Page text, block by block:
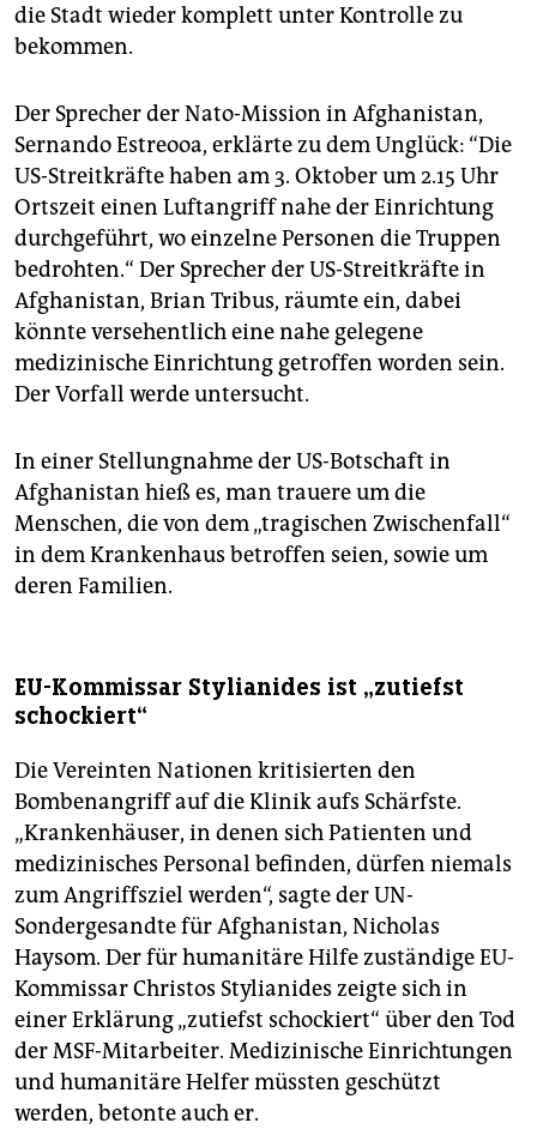
die Stadt wieder komplett unter Kontrolle zu
bekommen.
Der Sprecher der Nato-Mission in Afghanistan,
Sernando Estreooa, erklärte zu dem Unglück: “Die
US-Streitkräfte haben am 3. Oktober um 2.15 Uhr
Ortszeit einen Luftangriff nahe der Einrichtung
durchgeführt, wo einzelne Personen die Truppen
bedrohten.“ Der Sprecher der US-Streitkräfte in
Afghanistan, Brian Tribus, räumte ein, dabei
könnte versehentlich eine nahe gelegene
medizinische Einrichtung getroffen worden sein.
Der Vorfall werde untersucht.
In einer Stellungnahme der US-Botschaft in
Afghanistan hieß es, man trauere um die
Menschen, die von dem „tragischen Zwischenfall“
in dem Krankenhaus betroffen seien, sowie um
deren Familien.
EU-Kommissar Stylianides ist „zutiefst
schockiert“
Die Vereinten Nationen kritisierten den
Bombenangriff auf die Klinik aufs Schärfste.
„Krankenhäuser, in denen sich Patienten und
medizinisches Personal befinden, dürfen niemals
zum Angriffsziel werden“, sagte der UN-
Sondergesandte für Afghanistan, Nicholas
Haysom. Der für humanitäre Hilfe zuständige EU-
Kommissar Christos Stylianides zeigte sich in
einer Erklärung „zutiefst schockiert“ über den Tod
der MSF-Mitarbeiter. Medizinische Einrichtungen
und humanitäre Helfer müssten geschützt
werden, betonte auch er.